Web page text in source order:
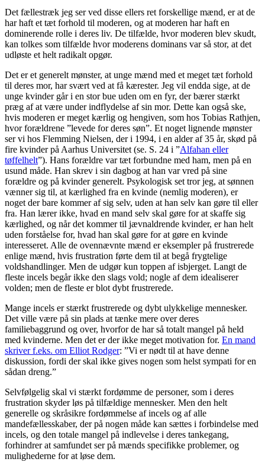
Det fællestræk jeg ser ved disse ellers ret forskellige mænd, er at de
har haft et tæt forhold til moderen, og at moderen har haft en
dominerende rolle i deres liv. De tilfælde, hvor moderen blev skudt,
kan tolkes som tilfælde hvor moderens dominans var så stor, at det
udløste et helt radikalt opgør.
Det er et generelt mønster, at unge mænd med et meget tæt forhold
til deres mor, har svært ved at få kærester. Jeg vil endda sige, at de
unge kvinder går i en stor bue uden om en fyr, der bærer stærkt
præg af at være under indflydelse af sin mor. Dette kan også ske,
hvis moderen er meget kærlig og hengiven, som hos Tobias Rathjen,
hvor forældrene ”levede for deres søn”. Et noget lignende mønster
ser vi hos Flemming Nielsen, der i 1994, i en alder af 35 år, skød på
fire kvinder på Aarhus Universitet (se. S. 24 i ”Alfahan eller
tøffelhelt”). Hans forældre var tæt forbundne med ham, men på en
usund måde. Han skrev i sin dagbog at han var vred på sine
forældre og på kvinder generelt. Psykologisk set tror jeg, at sønnen
vænner sig til, at kærlighed fra en kvinde (nemlig moderen), er
noget der bare kommer af sig selv, uden at han selv kan gøre til eller
fra. Han lærer ikke, hvad en mand selv skal gøre for at skaffe sig
kærlighed, og når det kommer til jævnaldrende kvinder, er han helt
uden forståelse for, hvad han skal gøre for at gøre en kvinde
interesseret. Alle de ovennævnte mænd er eksempler på frustrerede
enlige mænd, hvis frustration førte dem til at begå frygtelige
voldshandlinger. Men de udgør kun toppen af isbjerget. Langt de
fleste incels begår ikke den slags vold; nogle af dem idealiserer
volden; men de fleste er blot dybt frustrerede.
Mange incels er stærkt frustrerede og dybt ulykkelige mennesker.
Det ville være på sin plads at tænke mere over deres
familiebaggrund og over, hvorfor de har så totalt mangel på held
med kvinderne. Men det er der ikke meget motivation for. En mand
skriver f.eks. om Elliot Rodger: ”Vi er nødt til at have denne
diskussion, fordi der skal ikke gives nogen som helst sympati for en
sådan dreng.”
Selvfølgelig skal vi stærkt fordømme de personer, som i deres
frustration skyder løs på tilfældige mennesker. Men den helt
generelle og skråsikre fordømmelse af incels og af alle
mandefællesskaber, der på nogen måde kan sættes i forbindelse med
incels, og den totale mangel på indlevelse i deres tankegang,
forhindrer at samfundet ser på mænds specifikke problemer, og
mulighederne for at løse dem.